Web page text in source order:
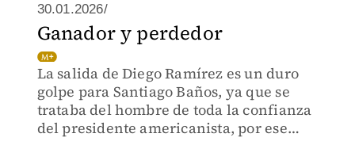
30.01.2026/
Ganador y perdedor
La salida de Diego Ramírez es un duro
golpe para Santiago Baños, ya que se
trataba del hombre de toda la confianza
del presidente americanista, por ese